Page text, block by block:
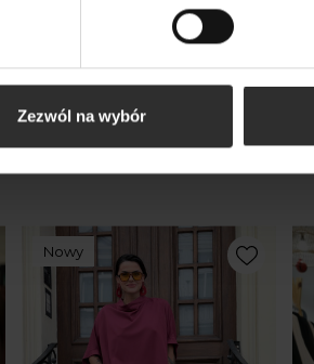
Zezwól na wybór
Nowy